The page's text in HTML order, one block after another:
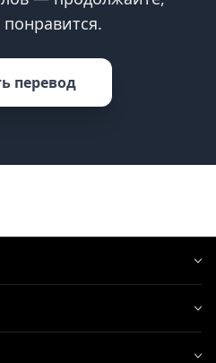
перевод